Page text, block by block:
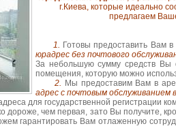
г.Киева, которые идеально
предлагаем
1. Готовы предоставить Вам
юрадрес без почтового
За небольшую сумму средств Вы
помещения, которую можно
2. Мы предоставим Вам в
адрес с почтовым обслуживанием
для государственной регистрации
дороже, чем первая, зато Вы получите,
гарантировать Вам отлаженную